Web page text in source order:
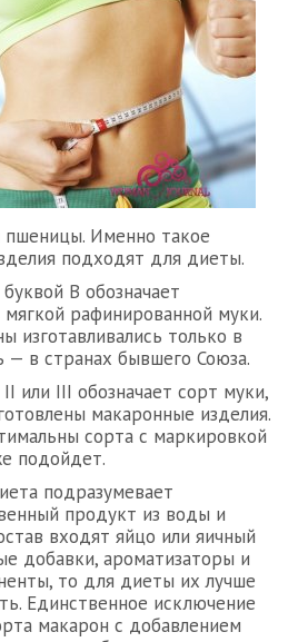
пшеницы. Именно такое
подходят для диеты.
В обозначает
рафинированной муки.
изготавливались только в
— в странах бывшего Союза.
или III обозначает сорт муки,
макаронные изделия.
сорта с маркировкой
подойдет.
подразумевает
продукт из воды и
входят яйцо или яичный
добавки, ароматизаторы и
то для диеты их лучше
Единственное исключение
макарон с добавлением